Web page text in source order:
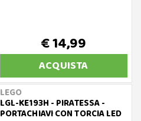
€ 14,99
ACQUISTA
LEGO
LGL-KE193H - PIRATESSA -
PORTACHIAVI CON TORCIA LED